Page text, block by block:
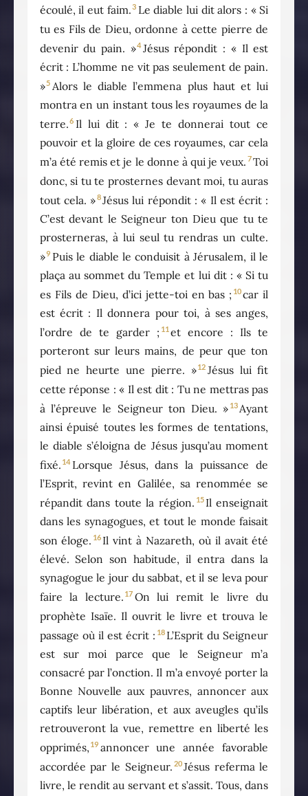
écoulé, il eut faim.3 Le diable lui dit alors : « Si
tu es Fils de Dieu, ordonne à cette pierre de
devenir du pain. »4Jésus répondit : « Il est
écrit : L’homme ne vit pas seulement de pain.
»5 Alors le diable l’emmena plus haut et lui
montra en un instant tous les royaumes de la
terre.6 Il lui dit : « Je te donnerai tout ce
pouvoir et la gloire de ces royaumes, car cela
m’a été remis et je le donne à qui je veux. 7Toi
donc, si tu te prosternes devant moi, tu auras
tout cela. »8Jésus lui répondit : « Il est écrit :
C’est devant le Seigneur ton Dieu que tu te
prosterneras, à lui seul tu rendras un culte.
»9 Puis le diable le conduisit à Jérusalem, il le
plaça au sommet du Temple et lui dit : « Si tu
es Fils de Dieu, d’ici jette-toi en bas ; 10car il
est écrit : Il donnera pour toi, à ses anges,
l’ordre de te garder ; 11 et encore : Ils te
porteront sur leurs mains, de peur que ton
pied ne heurte une pierre. »12 Jésus lui fit
cette réponse : « Il est dit : Tu ne mettras pas
à l’épreuve le Seigneur ton Dieu. » 13 Ayant
ainsi épuisé toutes les formes de tentations,
le diable s’éloigna de Jésus jusqu’au moment
fixé. 14 Lorsque Jésus, dans la puissance de
l’Esprit, revint en Galilée, sa renommée se
répandit dans toute la région. 15 Il enseignait
dans les synagogues, et tout le monde faisait
son éloge. 16 Il vint à Nazareth, où il avait été
élevé. Selon son habitude, il entra dans la
synagogue le jour du sabbat, et il se leva pour
faire la lecture. 17 On lui remit le livre du
prophète Isaïe. Il ouvrit le livre et trouva le
passage où il est écrit : 18 L’Esprit du Seigneur
est sur moi parce que le Seigneur m’a
consacré par l’onction. Il m’a envoyé porter la
Bonne Nouvelle aux pauvres, annoncer aux
captifs leur libération, et aux aveugles qu’ils
retrouveront la vue, remettre en liberté les
opprimés, 19 annoncer une année favorable
accordée par le Seigneur. 20Jésus referma le
livre, le rendit au servant et s’assit. Tous, dans